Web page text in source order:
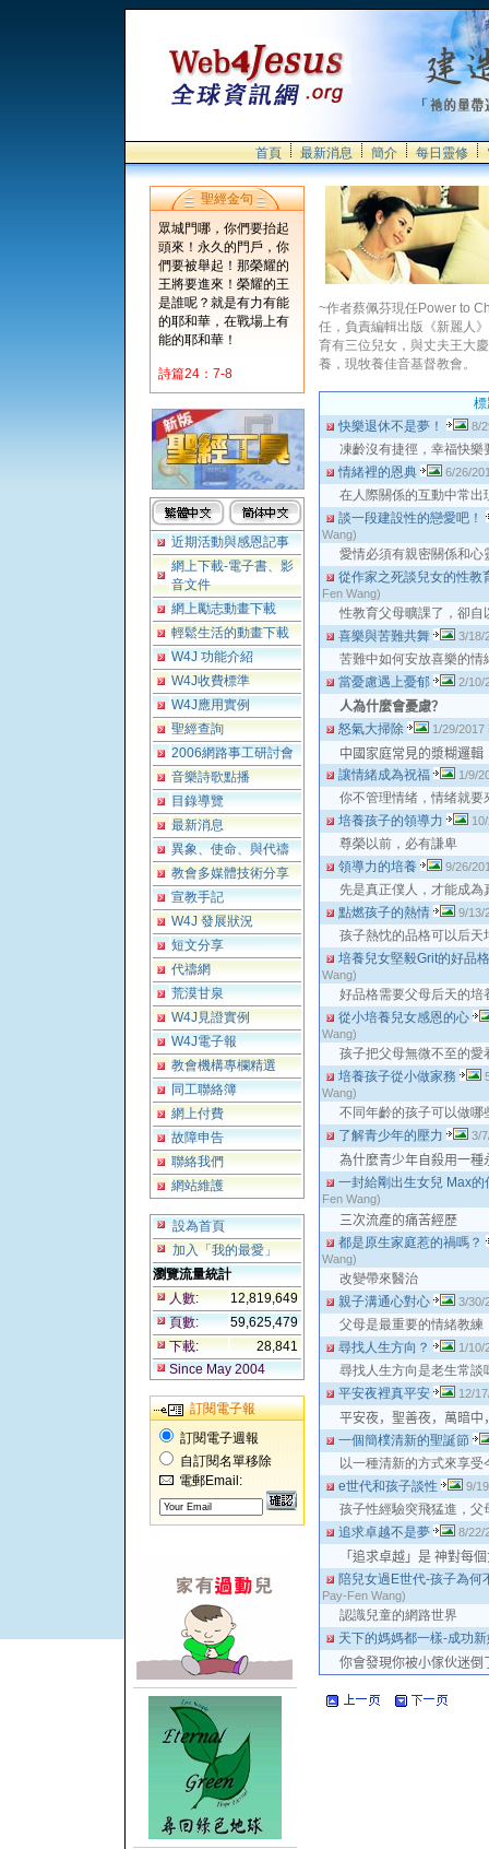
首頁 最新消息 簡介 每日靈修
聖經金句
眾城門哪，你們要抬起
頭來！永久的門戶，你
們要被舉起！那榮耀的
王將要進來！榮耀的王
是誰呢？就是有力有能
的耶和華，在戰場上有
能的耶和華！
詩篇24：7-8
近期活動與感恩記事
網上下載-電子書、影
音文件
網上勵志動畫下載
輕鬆生活的動畫下載
W4J 功能介紹
W4J收費標準
W4J應用實例
聖經查詢
2006網路事工研討會
音樂詩歌點播
目錄導覽
最新消息
異象、使命、與代禱
教會多媒體技術分享
宣教手記
W4J 發展狀況
短文分享
代禱網
荒漠甘泉
W4J見證實例
W4J電子報
教會機構專欄精選
同工聯絡簿
網上付費
故障申告
聯絡我們
網站維護
設為首頁
加入「我的最愛」
瀏覽流量統計
人數:
12,819,649
頁數:
59,625,479
下載:
28,841
Since May 2004
訂閱電子報
訂閱電子週報
自訂閱名單移除
電郵Email:
~作者蔡佩芬現任Power to
任，負責編輯出版《新麗人
育有三位兒女，與丈夫王大
養，現牧養佳音基督教會。
標
快樂退休不是夢！
8/
凍齡沒有捷徑，幸福快樂
情緒裡的恩典
6/26/
在人際關係的互動中常出
談一段建設性的戀愛吧！
Wang)
愛情必須有親密關係和心
從作家之死談兒女的性教
Fen Wang)
性教育父母曠課了，卻自
喜樂與苦難共舞
3/18/
苦難中如何安放喜樂的情
當憂慮遇上憂郁
2/10/
人為什麼會憂慮？
怒氣大掃除
1/29/2017
中國家庭常見的漿糊邏輯
讓情緒成為祝福
1/9/
你不管理情绪，情绪就要
培養孩子的領導力
尊榮以前，必有謙卑
領導力的培養
9/26/
先是真正僕人，才能成為
點燃孩子的熱情
9/13/
孩子熱忱的品格可以后天
培養兒女堅毅Grit的好品
Wang)
好品格需要父母后天的培
從小培養兒女感恩的心
Wang)
孩子把父母無微不至的愛
培養孩子從小做家務
Wang)
不同年齡的孩子可以做哪
了解青少年的壓力
3/
為什麼青少年自殺用一種
一封給剛出生女兒 Max
Fen Wang)
三次流產的痛苦經歷
都是原生家庭惹的禍嗎？
Wang)
改變帶來醫治
親子溝通心對心
3/30/
父母是最重要的情緒教練
尋找人生方向？
1/10/
尋找人生方向是老生常談
平安夜裡真平安
12/
平安夜，聖善夜，
萬暗中
一個簡樸清新的聖誕節
以一種清新的方式來享受
e世代和孩子談性
9/
孩子性經驗突飛猛進，父
追求卓越不是夢
8/22/
「追求卓越」是 神對每
陪兒女過E世代-孩子為
Pay-Fen Wang)
認識兒童的網路世界
天下的媽媽都一樣-成功
你會發現你被小傢伙迷倒